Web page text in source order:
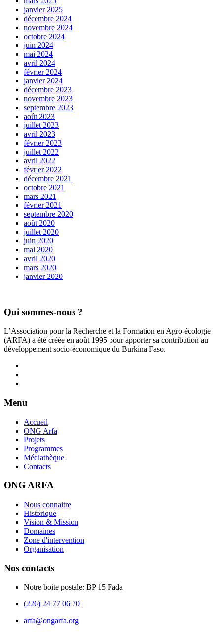
janvier 2025
décembre 2024
novembre 2024
octobre 2024
juin 2024
mai 2024
avril 2024
février 2024
janvier 2024
décembre 2023
novembre 2023
septembre 2023
août 2023
juillet 2023
avril 2023
février 2023
juillet 2022
avril 2022
février 2022
décembre 2021
octobre 2021
mars 2021
février 2021
septembre 2020
août 2020
juillet 2020
juin 2020
mai 2020
avril 2020
mars 2020
janvier 2020
Qui sommes-nous ?
L’Association pour la Recherche et la Formation en Agro-écologie
(ARFA) a été créée en août 1995 pour apporter sa contribution au
développement socio-économique du Burkina Faso.
Menu
Accueil
ONG Arfa
Projets
Programmes
Médiathèque
Contacts
ONG ARFA
Nous connaitre
Historique
Vision & Mission
Domaines
Zone d'intervention
Organisation
Nos contacts
Notre boite postale: BP 15 Fada
(226) 24 77 06 70
arfa@ongarfa.org